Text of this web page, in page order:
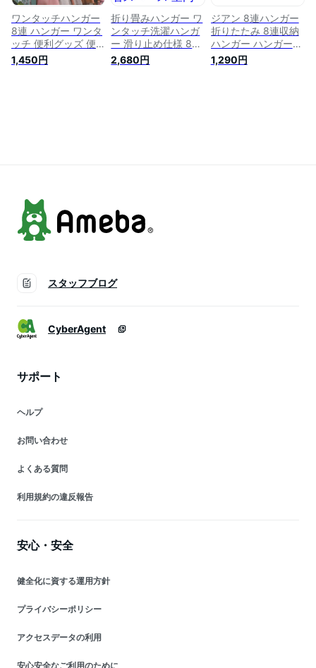
利 グッズ 収納 送料
無料
ワンタッチ8連ハン
ガー *
ワンタッチハンガー
8連 ハンガー ワンタ
ッチ 便利グッズ 便
利 物干しハンガー 8
連ハンガー ハンガー
1,450円
折り畳みハンガー ワ
ンタッチ洗濯ハンガ
ー 滑り止め仕様 8連
連結 コンパクト収納
省スペース 室内物干
2,680円
ジアン 8連ハンガー
折りたたみ 8連収納
ハンガー ハンガー
物干しハンガー 洗濯
洗濯物干し 省スペー
1,290円
スタッフブログ
CyberAgent
サポート
ヘルプ
お問い合わせ
よくある質問
利用規約の違反報告
安心・安全
健全化に資する運用方針
プライバシーポリシー
アクセスデータの利用
安心安全なご利用のために